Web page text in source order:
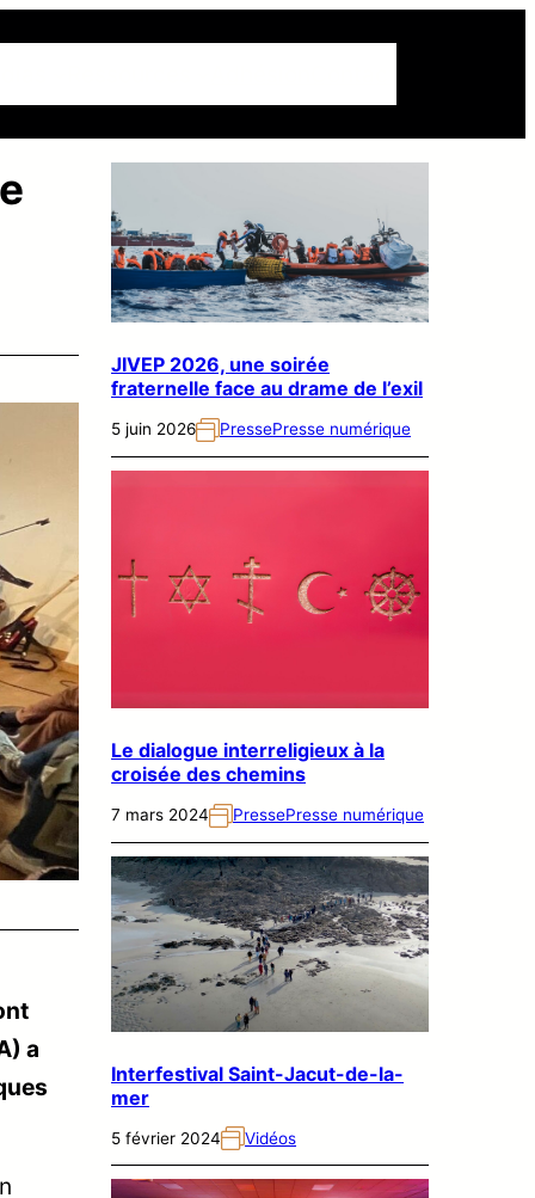
a
JIVEP 2026, une soirée
fraternelle face au drame de l’exil
5 juin 2026 PressePresse numérique
Le dialogue interreligieux à la
croisée des chemins
7 mars 2024 PressePresse numérique
Interfestival Saint-Jacut-de-la-
mer
5 février 2024 Vidéos